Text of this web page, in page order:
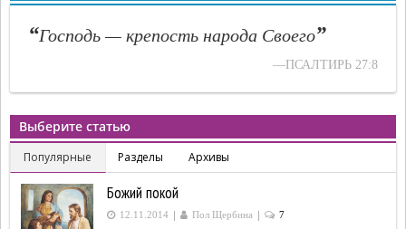
“Господь — крепость народа Своего”
—ПСАЛТИРЬ 27:8
Выберите статью
Популярные Разделы Архивы
Божий покой
12.11.2014 | Пол Щербина | 7